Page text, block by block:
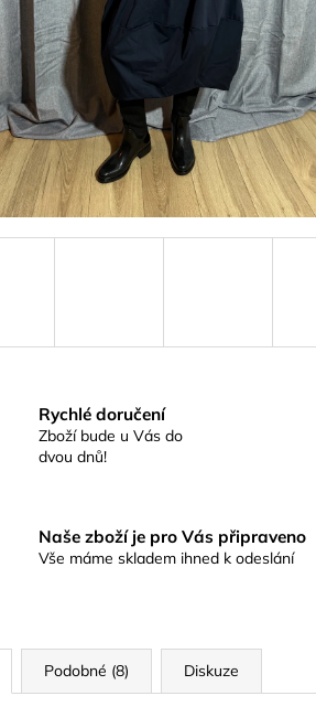
Rychlé doručení
Zboží bude u Vás do
dvou dnů!
Naše zboží je pro Vás připraveno
Vše máme skladem ihned k odeslání
Podobné (8) Diskuze